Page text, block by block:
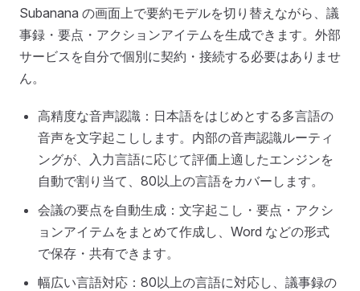
Subanana の画面上で要約モデルを切り替えながら、議
事録・要点・アクションアイテムを生成できます。外部
サービスを自分で個別に契約・接続する必要はありませ
ん。
高精度な音声認識：日本語をはじめとする多言語の
音声を文字起こしします。内部の音声認識ルーティ
ングが、入力言語に応じて評価上適したエンジンを
自動で割り当て、80以上の言語をカバーします。
会議の要点を自動生成：文字起こし・要点・アクシ
ョンアイテムをまとめて作成し、Word などの形式
で保存・共有できます。
幅広い言語対応：80以上の言語に対応し、議事録の